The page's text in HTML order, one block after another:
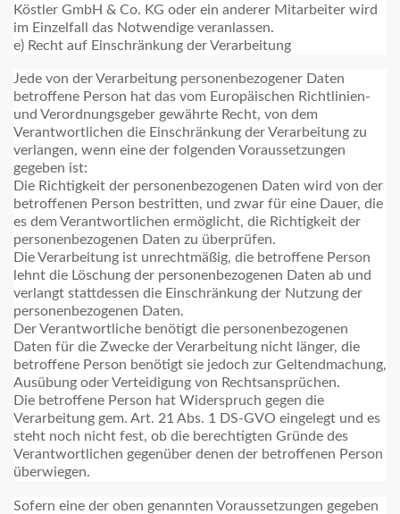
Köstler GmbH & Co. KG oder ein anderer Mitarbeiter wird
im Einzelfall das Notwendige veranlassen.
e) Recht auf Einschränkung der Verarbeitung
Jede von der Verarbeitung personenbezogener Daten
betroffene Person hat das vom Europäischen Richtlinien-
und Verordnungsgeber gewährte Recht, von dem
Verantwortlichen die Einschränkung der Verarbeitung zu
verlangen, wenn eine der folgenden Voraussetzungen
gegeben ist:
Die Richtigkeit der personenbezogenen Daten wird von der
betroffenen Person bestritten, und zwar für eine Dauer, die
es dem Verantwortlichen ermöglicht, die Richtigkeit der
personenbezogenen Daten zu überprüfen.
Die Verarbeitung ist unrechtmäßig, die betroffene Person
lehnt die Löschung der personenbezogenen Daten ab und
verlangt stattdessen die Einschränkung der Nutzung der
personenbezogenen Daten.
Der Verantwortliche benötigt die personenbezogenen
Daten für die Zwecke der Verarbeitung nicht länger, die
betroffene Person benötigt sie jedoch zur Geltendmachung,
Ausübung oder Verteidigung von Rechtsansprüchen.
Die betroffene Person hat Widerspruch gegen die
Verarbeitung gem. Art. 21 Abs. 1 DS-GVO eingelegt und es
steht noch nicht fest, ob die berechtigten Gründe des
Verantwortlichen gegenüber denen der betroffenen Person
überwiegen.
Sofern eine der oben genannten Voraussetzungen gegeben